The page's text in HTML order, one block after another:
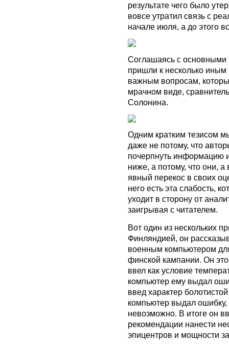
результате чего было
вовсе утратил связь с
начале июля, а до этого
Соглашаясь с основными
пришли к несколько
важным вопросам,
мрачном виде,
Солонина.
Одним кратким тезисом
даже не потому, что
почерпнуть информацию
ниже, а потому, что они,
явный перекос в своих
него есть эта слабость,
уходит в сторону от
заигрывая с читателем.
Вот один из нескольких
Финляндией, он
военным компьютером
финской кампании. Он
ввел как условие
компьютер ему выдал
введ характер
компьютер выдал ошибку,
невозможно. В итоге он
рекомендации нанести
эпицентров и мощности